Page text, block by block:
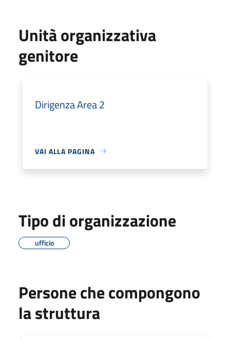
Unità organizzativa
genitore
Dirigenza Area 2
VAI ALLA PAGINA
Tipo di organizzazione
ufficio
Persone che compongono
la struttura